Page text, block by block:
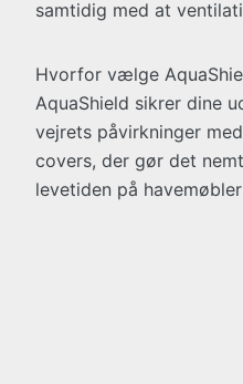
samtidig med at
Hvorfor vælge
AquaShield sikrer dine
vejrets påvirkninger
covers, der gør det
levetiden på